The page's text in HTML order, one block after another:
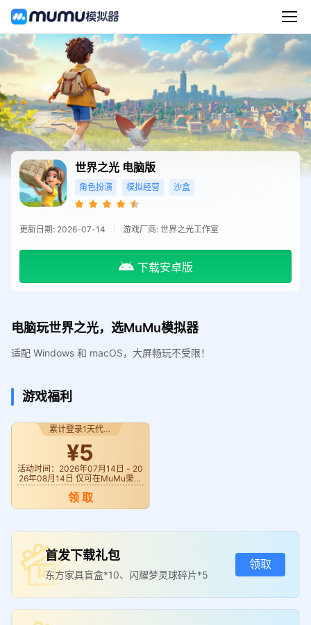
世界之光 电脑版
角色扮演 模拟经营 沙盒
更新日期: 2026-07-14 游戏厂商: 世界之光工作室
下载安卓版
电脑玩世界之光，选MuMu模拟器
适配 Windows 和 macOS，大屏畅玩不受限！
游戏福利
累计登录1天代金
¥5
活动时间：2026年07月14日 - 20
26年08月14日 仅可在MuMu渠道
《世界之光》使用
领 取
首发下载礼包
东方家具盲盒*10、闪耀梦灵球碎片*5
领取